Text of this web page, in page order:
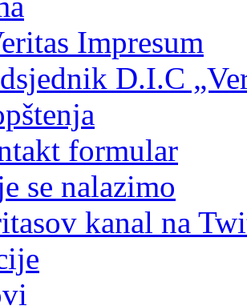
Impresum
D.I.C
formular
se nalazimo
kanal na